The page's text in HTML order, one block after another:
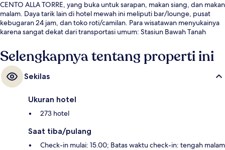
CENTO ALLA TORRE, yang buka untuk sarapan, makan siang, dan makan
malam. Daya tarik lain di hotel mewah ini meliputi bar/lounge, pusat
kebugaran 24 jam, dan toko roti/camilan. Para wisatawan menyukainya
karena sangat dekat dari transportasi umum: Stasiun Bawah Tanah
Selengkapnya tentang properti ini
Sekilas
Ukuran hotel
273 hotel
Saat tiba/pulang
Check-in mulai: 15.00; Batas waktu check-in: tengah malam